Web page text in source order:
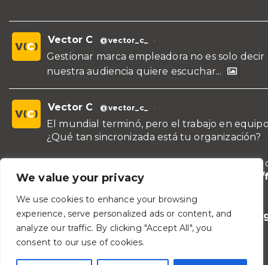
We value your privacy
We use cookies to enhance your browsing
experience, serve personalized ads or content, and
analyze our traffic. By clicking "Accept All", you
consent to our use of cookies.
Vector C @vector_c_ ·
Gestionar marca empleadora no es solo
nuestra audiencia quiere escuchar...
Vector C @vector_c_ ·
El mundial terminó, pero el trabajo en
¿Qué tan sincronizada está tu organización?
¡Conoce nuestras propuestas de formación
para líderes y áreas!
https://
#TeamBuilding #Comunicación
#TrabajoEnEquipo